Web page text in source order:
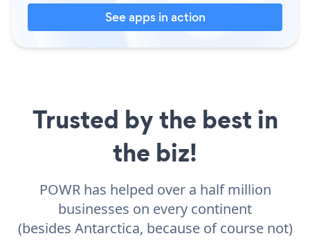
See apps in action
Trusted by the best in
the biz!
POWR has helped over a half million
businesses on every continent
(besides Antarctica, because of course not)